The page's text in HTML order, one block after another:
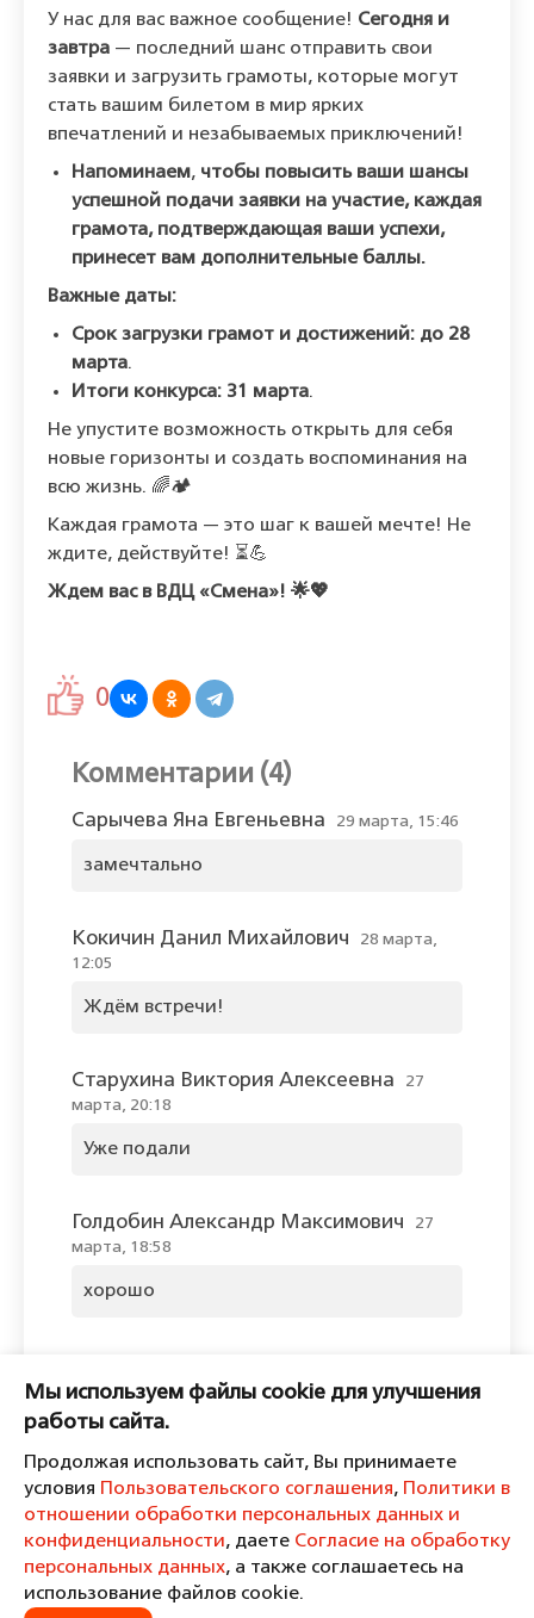
У нас для вас важное сообщение! Сегодня и
завтра — последний шанс отправить свои
заявки и загрузить грамоты, которые могут
стать вашим билетом в мир ярких
впечатлений и незабываемых приключений!
Напоминаем, чтобы повысить ваши шансы
успешной подачи заявки на участие, каждая
грамота, подтверждающая ваши успехи,
принесет вам дополнительные баллы.
Важные даты:
Срок загрузки грамот и достижений: до 28
марта.
Итоги конкурса: 31 марта.
Не упустите возможность открыть для себя
новые горизонты и создать воспоминания на
всю жизнь. 🌈🏕️
Каждая грамота — это шаг к вашей мечте! Не
ждите, действуйте! ⏳💪
Ждем вас в ВДЦ «Смена»! 🌟💖
0
Комментарии (4)
Сарычева Яна Евгеньевна 29 марта, 15:46
замечтально
Кокичин Данил Михайлович
28 марта,
12:05
Ждём встречи!
Старухина Виктория Алексеевна
27
марта, 20:18
Уже подали
Голдобин Александр Максимович
27
марта, 18:58
хорошо
Пожалуйста, войдите, чтобы
комментировать.
Пользовательское соглашение
Политика в отношении обработки персональных данных и
Мы используем файлы cookie для улучшения
работы сайта.
Продолжая использовать сайт, Вы принимаете
условия Пользовательского соглашения, Политики в
отношении обработки персональных данных и
конфиденциальности, даете Согласие на обработку
персональных данных, а также соглашаетесь на
использование файлов cookie.